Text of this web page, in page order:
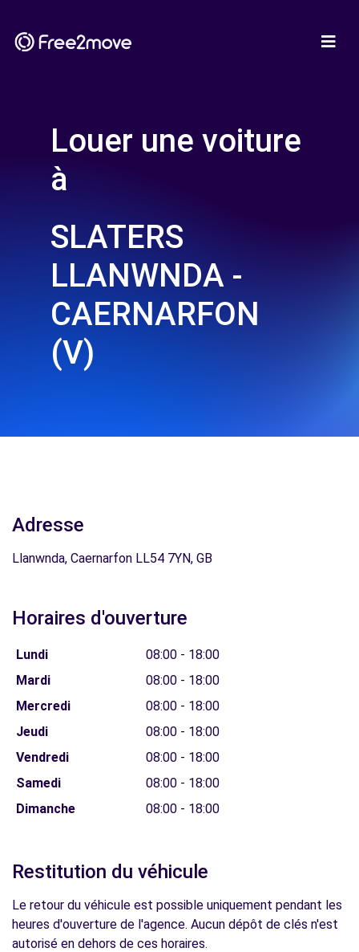
Louer une voiture
à
SLATERS
LLANWNDA -
CAERNARFON
(V)
Adresse
Llanwnda, Caernarfon LL54 7YN, GB
Horaires d'ouverture
Lundi
08:00 - 18:00
Mardi
08:00 - 18:00
Mercredi
08:00 - 18:00
Jeudi
08:00 - 18:00
Vendredi
08:00 - 18:00
Samedi
08:00 - 18:00
Dimanche
08:00 - 18:00
Restitution du véhicule
Le retour du véhicule est possible uniquement pendant les
heures d'ouverture de l'agence. Aucun dépôt de clés n'est
autorisé en dehors de ces horaires.